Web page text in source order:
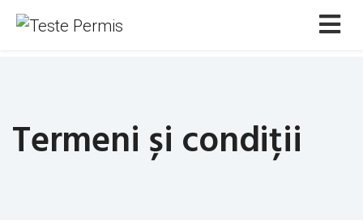
Termeni și condiții